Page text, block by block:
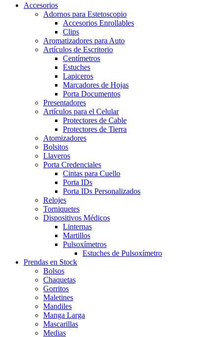
Accesorios
Adornos para Estetoscopio
Accesorios Enrollables
Clips
Aromatizadores para Auto
Artículos de Escritorio
Centímetros
Estuches
Lapiceros
Marcadores de Hojas
Porta Documentos
Presentadores
Artículos para el Celular
Protectores de Cable
Protectores de Tierra
Atomizadores
Bolsitos
Llaveros
Porta Credenciales
Cintas para Cuello
Porta IDs
Porta IDs Personalizados
Relojes
Torniquetes
Dispositivos Médicos
Linternas
Martillos
Pulsoxímetros
Estuches de Pulsoxímetro
Prendas en Stock
Bolsos
Chaquetas
Gorritos
Maletines
Mandiles
Manga Larga
Mascarillas
Medias